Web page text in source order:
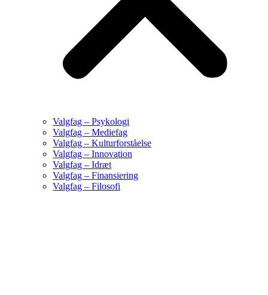
Valgfag – Psykologi
Valgfag – Mediefag
Valgfag – Kulturforståelse
Valgfag – Innovation
Valgfag – Idræt
Valgfag – Finansiering
Valgfag – Filosofi